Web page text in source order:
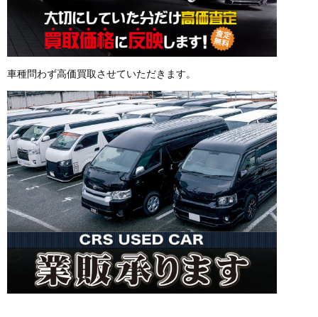
車種問わず高価買取させていただきます。